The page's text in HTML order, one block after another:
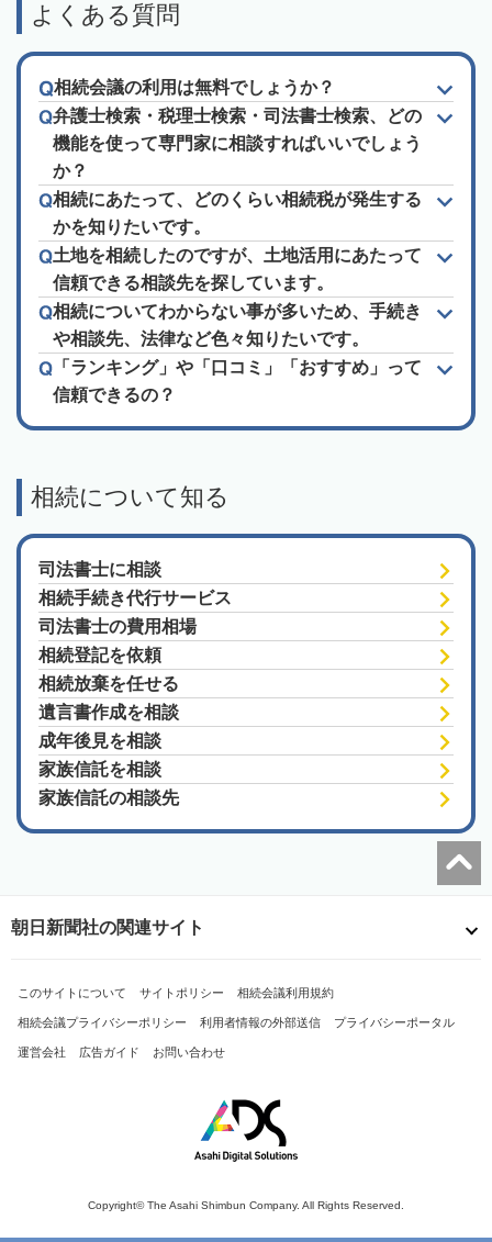
よくある質問
相続会議の利用は無料でしょうか？
弁護士検索・税理士検索・司法書士検索、どの
機能を使って専門家に相談すればいいでしょう
か？
相続にあたって、どのくらい相続税が発生する
かを知りたいです。
土地を相続したのですが、土地活用にあたって
信頼できる相談先を探しています。
相続についてわからない事が多いため、手続き
や相談先、法律など色々知りたいです。
「ランキング」や「口コミ」「おすすめ」って
信頼できるの？
相続について知る
司法書士に相談
相続手続き代行サービス
司法書士の費用相場
相続登記を依頼
相続放棄を任せる
遺言書作成を相談
成年後見を相談
家族信託を相談
家族信託の相談先
朝日新聞社の関連サイト
このサイトについて サイトポリシー 相続会議利用規約
相続会議プライバシーポリシー 利用者情報の外部送信 プライバシーポータル
運営会社 広告ガイド お問い合わせ
Copyright© The Asahi Shimbun Company. All Rights Reserved.